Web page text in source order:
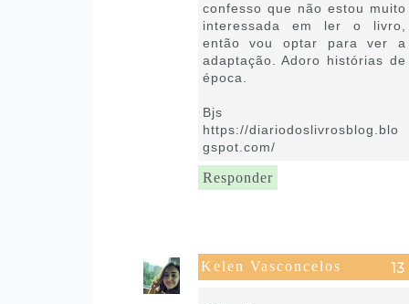
confesso que não estou muito
interessada em ler o livro,
então vou optar para ver a
adaptação. Adoro histórias de
época.
Bjs
https://diariodoslivrosblog.blo
gspot.com/
Responder
Kelen Vasconcelos